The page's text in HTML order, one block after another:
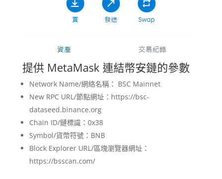
提供 MetaMask 連結幣安鏈的參數
Network Name/網絡名稱： BSC Mainnet
New RPC URL/節點網址：https://bsc-
dataseed.binance.org
Chain ID/鏈標識：0x38
Symbol/貨幣符號：BNB
Block Explorer URL/區塊瀏覽器網址：
https://bsscan.com/